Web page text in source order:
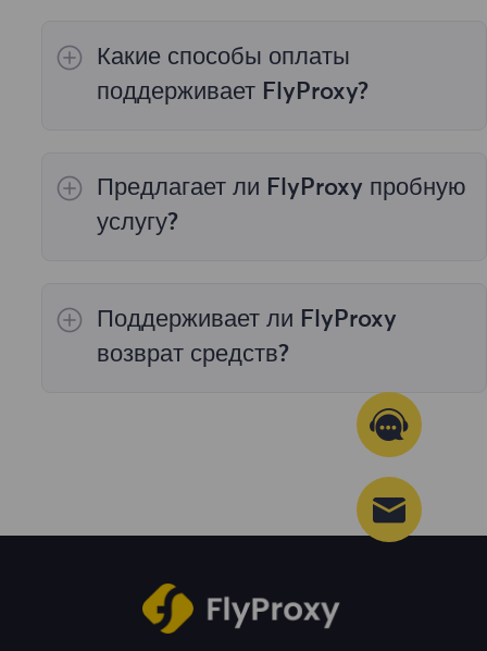
HTTP и SOCKS5.
Какие способы оплаты
поддерживает FlyProxy?
валюте», «Другой платеж» и «Alipay Paypal».
команда обслуживания клиентов
Предлагает ли FlyProxy пробную
услугу?
Поддерживает ли FlyProxy
возврат средств?
Мы не поддерживаем возврат средств после